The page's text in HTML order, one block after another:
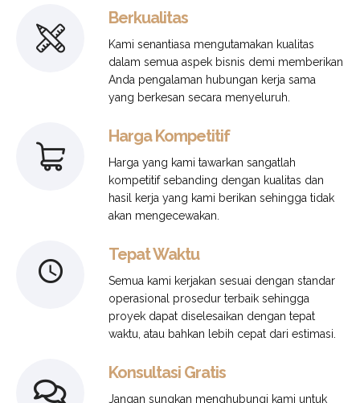
Berkualitas
Kami senantiasa mengutamakan kualitas
dalam semua aspek bisnis demi memberikan
Anda pengalaman hubungan kerja sama
yang berkesan secara menyeluruh.
Harga Kompetitif
Harga yang kami tawarkan sangatlah
kompetitif sebanding dengan kualitas dan
hasil kerja yang kami berikan sehingga tidak
akan mengecewakan.
Tepat Waktu
Semua kami kerjakan sesuai dengan standar
operasional prosedur terbaik sehingga
proyek dapat diselesaikan dengan tepat
waktu, atau bahkan lebih cepat dari estimasi.
Konsultasi Gratis
Jangan sungkan menghubungi kami untuk